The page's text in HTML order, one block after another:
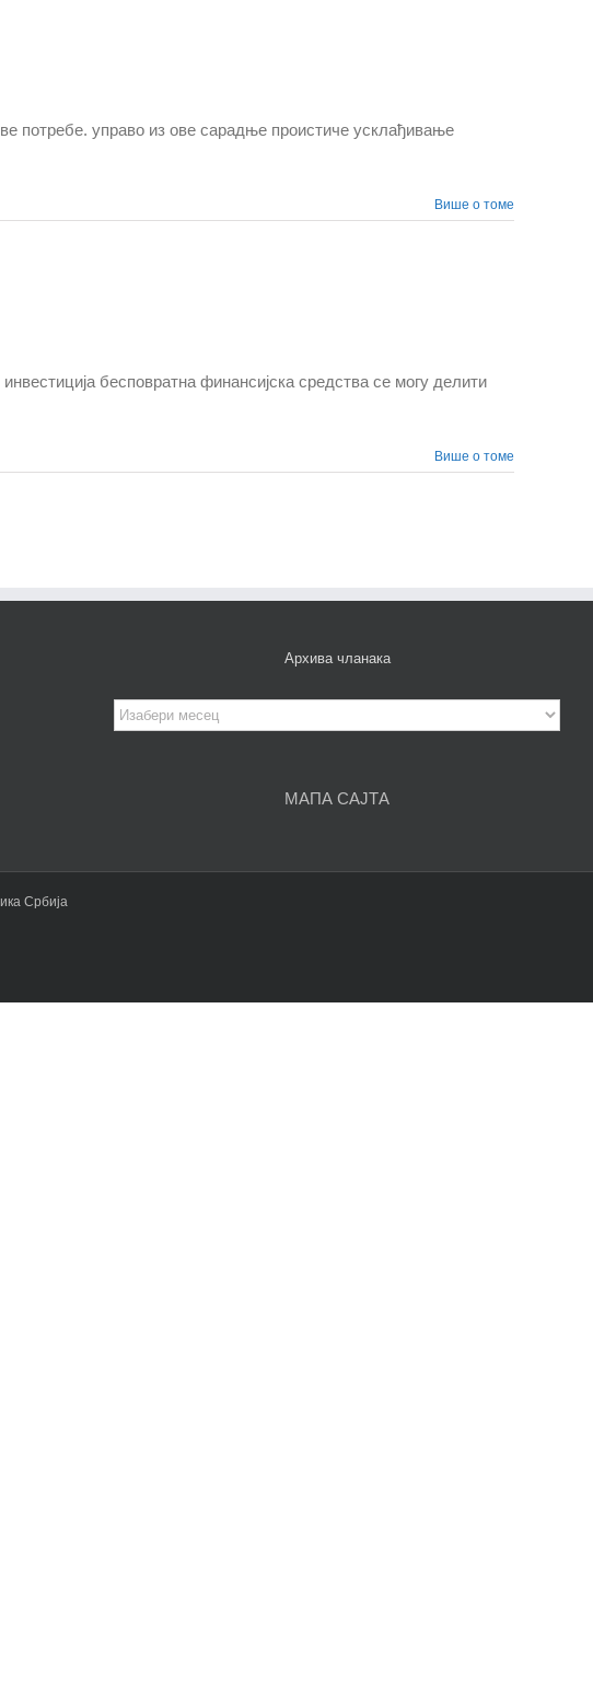
потребе. управо из ове сарадње проистиче усклађивање
Више о томе
бесповратна финансијска средства се могу делити
Више о томе
Архива чланака
Архива
чланака
МАПА САЈТА
Србија